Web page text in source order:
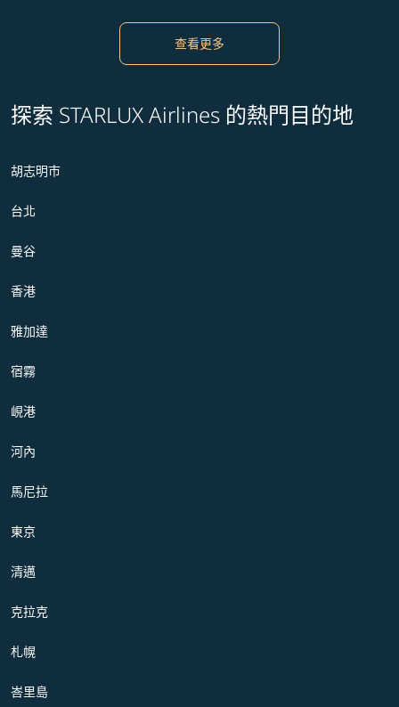
查看更多
探索 STARLUX Airlines 的熱門目的地
胡志明市
台北
曼谷
香港
雅加達
宿霧
峴港
河內
馬尼拉
東京
清邁
克拉克
札幌
峇里島